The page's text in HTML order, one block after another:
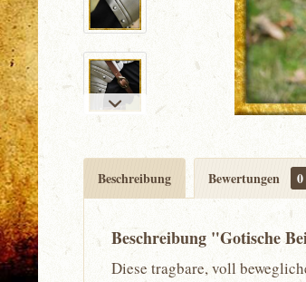
Beschreibung Bewertungen 0
Beschreibung "Gotische
Diese tragbare, voll